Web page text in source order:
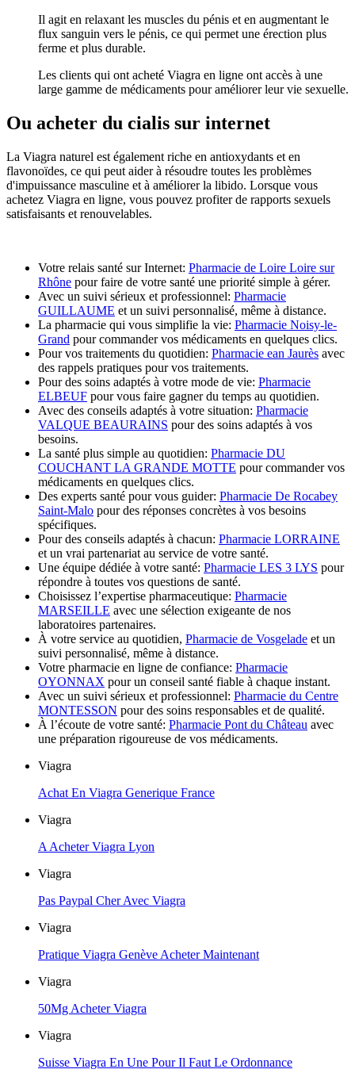
Il agit en relaxant les muscles du pénis et en augmentant le
flux sanguin vers le pénis, ce qui permet une érection plus
ferme et plus durable.
Les clients qui ont acheté Viagra en ligne ont accès à une
large gamme de médicaments pour améliorer leur vie sexuelle.
Ou acheter du cialis sur internet
La Viagra naturel est également riche en antioxydants et en
flavonoïdes, ce qui peut aider à résoudre toutes les problèmes
d'impuissance masculine et à améliorer la libido. Lorsque vous
achetez Viagra en ligne, vous pouvez profiter de rapports sexuels
satisfaisants et renouvelables.
Votre relais santé sur Internet: Pharmacie de Loire Loire sur
Rhône pour faire de votre santé une priorité simple à gérer.
Avec un suivi sérieux et professionnel: Pharmacie
GUILLAUME et un suivi personnalisé, même à distance.
La pharmacie qui vous simplifie la vie: Pharmacie Noisy-le-
Grand pour commander vos médicaments en quelques clics.
Pour vos traitements du quotidien: Pharmacie ean Jaurès avec
des rappels pratiques pour vos traitements.
Pour des soins adaptés à votre mode de vie: Pharmacie
ELBEUF pour vous faire gagner du temps au quotidien.
Avec des conseils adaptés à votre situation: Pharmacie
VALQUE BEAURAINS pour des soins adaptés à vos
besoins.
La santé plus simple au quotidien: Pharmacie DU
COUCHANT LA GRANDE MOTTE pour commander vos
médicaments en quelques clics.
Des experts santé pour vous guider: Pharmacie De Rocabey
Saint-Malo pour des réponses concrètes à vos besoins
spécifiques.
Pour des conseils adaptés à chacun: Pharmacie LORRAINE
et un vrai partenariat au service de votre santé.
Une équipe dédiée à votre santé: Pharmacie LES 3 LYS pour
répondre à toutes vos questions de santé.
Choisissez l’expertise pharmaceutique: Pharmacie
MARSEILLE avec une sélection exigeante de nos
laboratoires partenaires.
À votre service au quotidien, Pharmacie de Vosgelade et un
suivi personnalisé, même à distance.
Votre pharmacie en ligne de confiance: Pharmacie
OYONNAX pour un conseil santé fiable à chaque instant.
Avec un suivi sérieux et professionnel: Pharmacie du Centre
MONTESSON pour des soins responsables et de qualité.
À l’écoute de votre santé: Pharmacie Pont du Château avec
une préparation rigoureuse de vos médicaments.
Viagra
Achat En Viagra Generique France
Viagra
A Acheter Viagra Lyon
Viagra
Pas Paypal Cher Avec Viagra
Viagra
Pratique Viagra Genève Acheter Maintenant
Viagra
50Mg Acheter Viagra
Viagra
Suisse Viagra En Une Pour Il Faut Le Ordonnance